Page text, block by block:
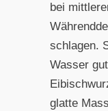
bei
schlagen.
Wasser
glatte